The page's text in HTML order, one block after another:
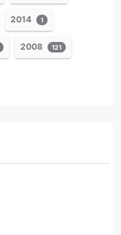
2014 1
2008 121